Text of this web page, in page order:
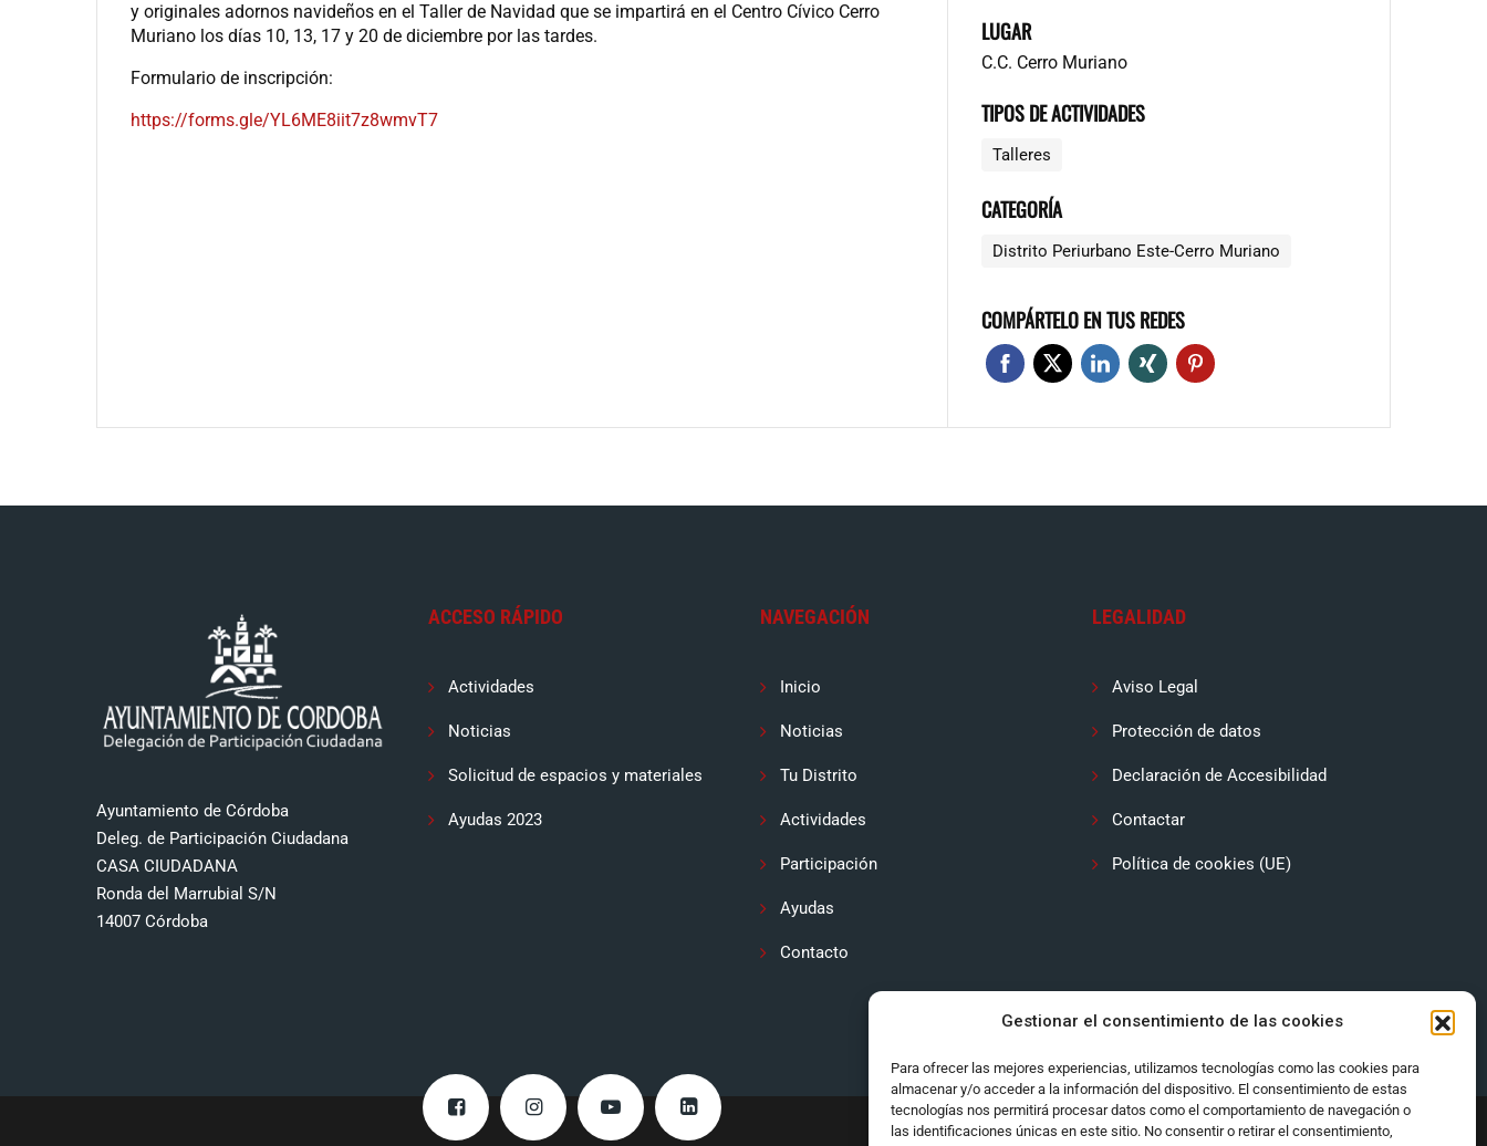
Gestionar el consentimiento de las cookies
Para ofrecer las mejores experiencias, utilizamos tecnologías como las cookies para
almacenar y/o acceder a la información del dispositivo. El consentimiento de estas
tecnologías nos permitirá procesar datos como el comportamiento de navegación o
las identificaciones únicas en este sitio. No consentir o retirar el consentimiento,
y originales adornos navideños en el Taller de Navidad que se impartirá en el Centro Cívico Cerro
Muriano los días 10, 13, 17 y 20 de diciembre por las tardes.
Formulario de inscripción:
https://forms.gle/YL6ME8iit7z8wmvT7
LUGAR
C.C. Cerro Muriano
TIPOS DE ACTIVIDADES
Talleres
CATEGORÍA
Distrito Periurbano Este-Cerro Muriano
COMPÁRTELO EN TUS REDES
Ayuntamiento de Córdoba
Deleg. de Participación Ciudadana
CASA CIUDADANA
Ronda del Marrubial S/N
14007 Córdoba
ACCESO RÁPIDO
Actividades
Noticias
Solicitud de espacios y materiales
Ayudas 2023
NAVEGACIÓN
Inicio
Noticias
Tu Distrito
Actividades
Participación
Ayudas
Contacto
LEGALIDAD
Aviso Legal
Protección de datos
Declaración de Accesibilidad
Contactar
Política de cookies (UE)